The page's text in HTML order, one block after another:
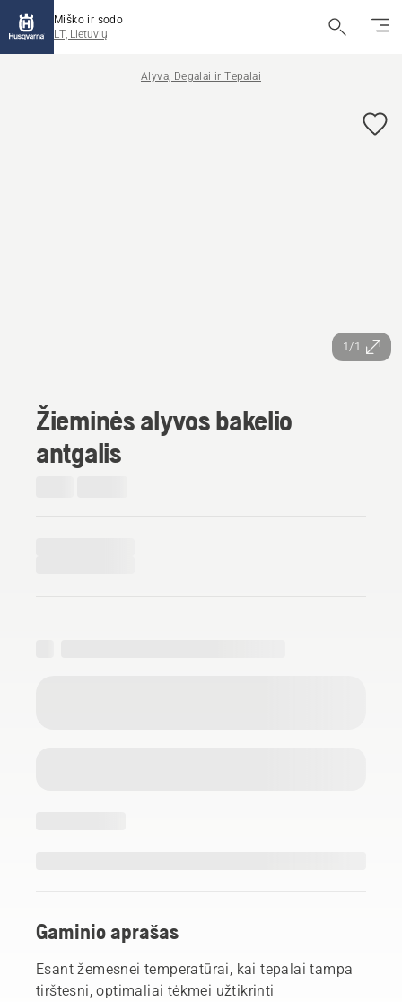
Miško ir sodo
LT, Lietuvių
Alyva, Degalai ir Tepalai
1/1
Žieminės alyvos bakelio
antgalis
Gaminio aprašas
Esant žemesnei temperatūrai, kai tepalai tampa
tirštesni, optimaliai tėkmei užtikrinti